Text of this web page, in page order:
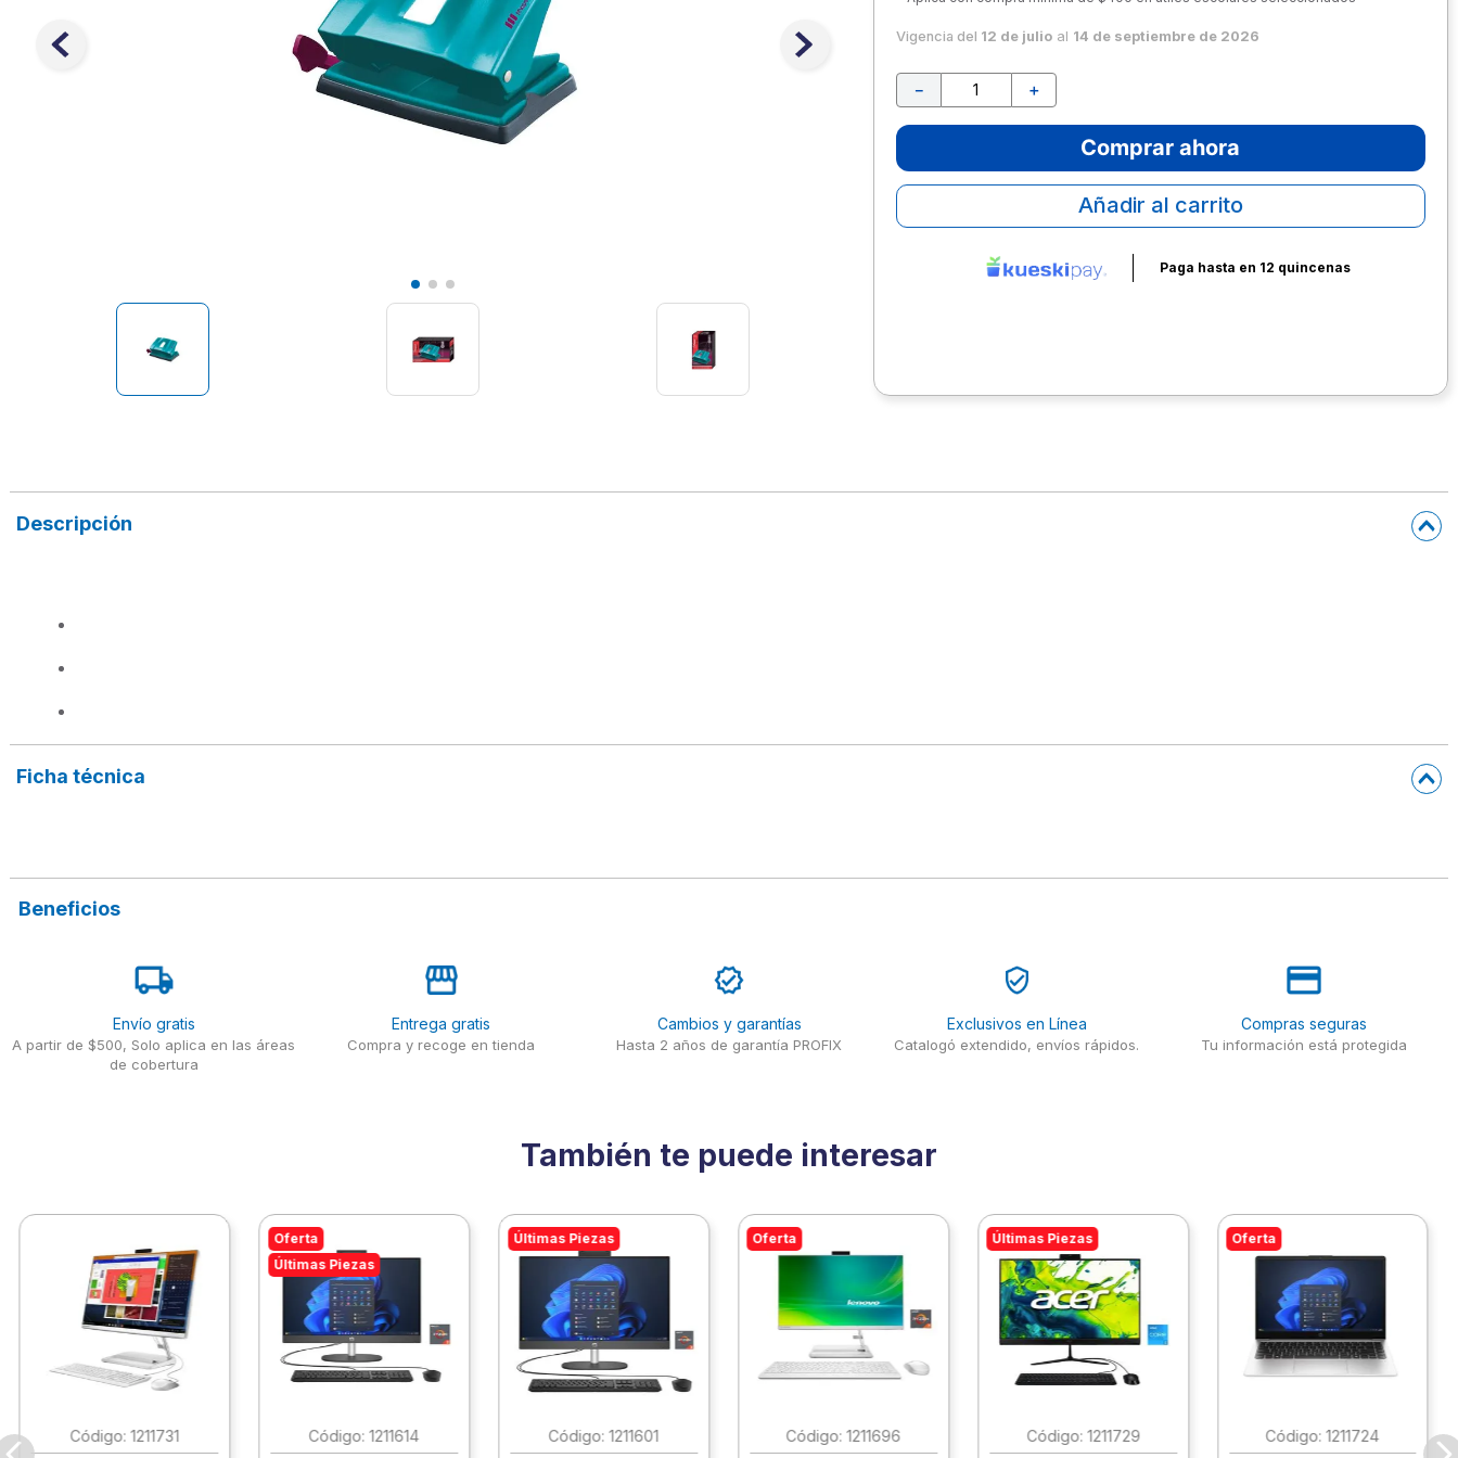
Vigencia del 12 de julioal 14 de septiembre de 2026
＋
－
Comprar ahora
Añadir al carrito
Paga hasta en 12 quincenas
Descripción
Ficha técnica
Beneficios
Envío gratis
A partir de $500, Solo aplica en las áreas
de cobertura
Entrega gratis
Compra y recoge en tienda
Cambios y garantías
Hasta 2 años de garantía PROFIX
Exclusivos en Línea
Catalogó extendido, envíos rápidos.
Compras seguras
Tu información está protegida
También te puede interesar
:1211731
Oferta
Últimas Piezas
:1211614
Últimas Piezas
:1211601
Oferta
:1211696
Últimas Piezas
: 1211729
Oferta
:1211724
10. lapiz